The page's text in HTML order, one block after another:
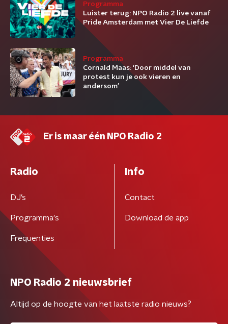
Programma
Luister terug: NPO Radio 2 live vanaf
Pride Amsterdam met Vier De Liefde
Programma
Cornald Maas: ‘Door middel van
protest kun je ook vieren en
andersom’
Er is maar één NPO Radio 2
Radio
DJ’s
Programma's
Frequenties
Info
Contact
Download de app
NPO Radio 2 nieuwsbrief
Altijd op de hoogte van het laatste radio nieuws?